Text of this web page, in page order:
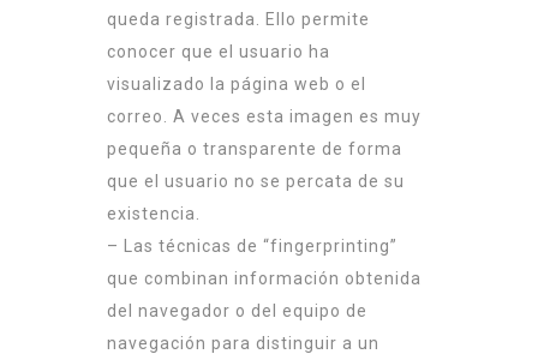
queda registrada. Ello permite
conocer que el usuario ha
visualizado la página web o el
correo. A veces esta imagen es muy
pequeña o transparente de forma
que el usuario no se percata de su
existencia.
– Las técnicas de “fingerprinting”
que combinan información obtenida
del navegador o del equipo de
navegación para distinguir a un